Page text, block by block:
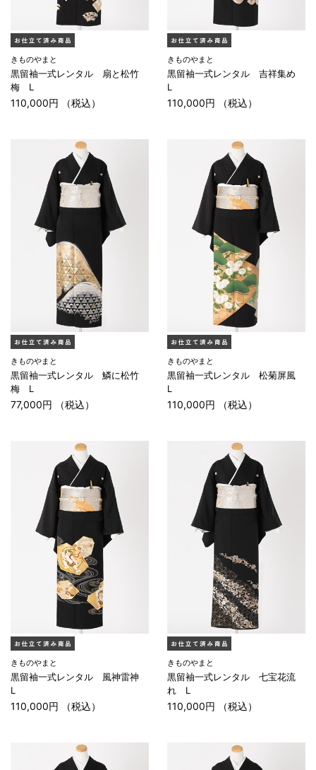
きものやまと
黒留袖一式レンタル 扇と松竹
梅 L
110,000円 （税込）
きものやまと
黒留袖一式レンタル 吉祥集め
L
110,000円 （税込）
きものやまと
黒留袖一式レンタル 鱗に松竹
梅 L
77,000円 （税込）
きものやまと
黒留袖一式レンタル 松菊屏風
L
110,000円 （税込）
きものやまと
黒留袖一式レンタル 風神雷神
L
110,000円 （税込）
きものやまと
黒留袖一式レンタル 七宝花流
れ L
110,000円 （税込）